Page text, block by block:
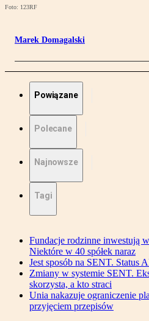
Foto: 123RF
Marek Domagalski
Powiązane
Polecane
Najnowsze
Tagi
Fundacje rodzinne inwestują
Niektóre w 40 spółek naraz
Jest sposób na SENT. Status
Zmiany w systemie SENT.
skorzysta, a kto straci
Unia nakazuje ograniczenie
przyjęciem przepisów